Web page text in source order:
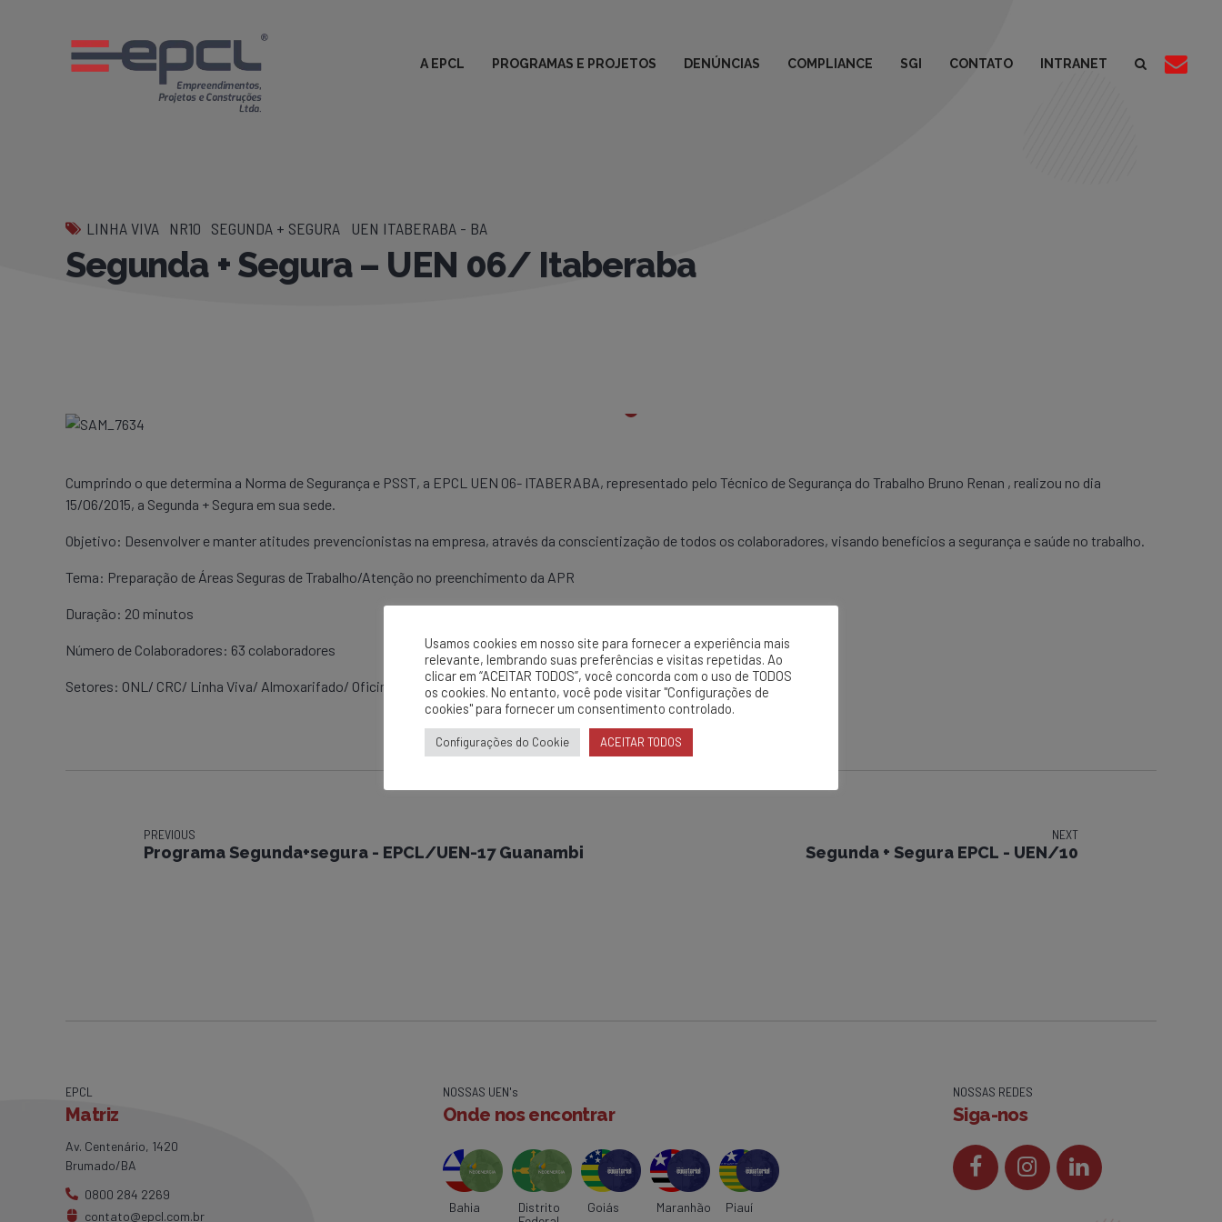
A EPCL PROGRAMAS E PROJETOS DENÚNCIAS COMPLIANCE SGI CONTATO INTRANET
LINHA VIVA NR10 SEGUNDA + SEGURA UEN ITABERABA - BA
Segunda + Segura – UEN 06/ Itaberaba
Cumprindo o que determina a Norma de Segurança e PSST, a EPCL UEN 06- ITABERABA, representado pelo Técnico de Segurança do Trabalho Bruno Renan , realizou no dia
15/06/2015, a Segunda + Segura em sua sede.
Objetivo: Desenvolver e manter atitudes prevencionistas na empresa, através da conscientização de todos os colaboradores, visando benefícios a segurança e saúde no trabalho.
Tema: Preparação de Áreas Seguras de Trabalho/Atenção no preenchimento da APR
Duração: 20 minutos
Número de Colaboradores: 63 colaboradores
Setores: ONL/ CRC/ Linha Viva/ Almoxarifado/ Oficina/ADM
PREVIOUS
Programa Segunda+segura - EPCL/UEN-17 Guanambi
NEXT
Segunda + Segura EPCL - UEN/10
EPCL
Matriz
Av. Centenário, 1420
Brumado/BA
0800 284 2269
contato@epcl.com.br
NOSSAS UEN's
Onde nos encontrar
Bahia
Distrito
Goiás Maranhão Piauí
NOSSAS REDES
Siga-nos
Usamos cookies em nosso site para fornecer a experiência mais
relevante, lembrando suas preferências e visitas repetidas. Ao
clicar em “ACEITAR TODOS”, você concorda com o uso de TODOS
os cookies. No entanto, você pode visitar "Configurações de
cookies" para fornecer um consentimento controlado.
Configurações do Cookie ACEITAR TODOS